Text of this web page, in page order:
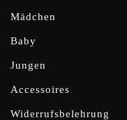
Mädchen
Baby
Jungen
Accessoires
Widerrufsbelehrung